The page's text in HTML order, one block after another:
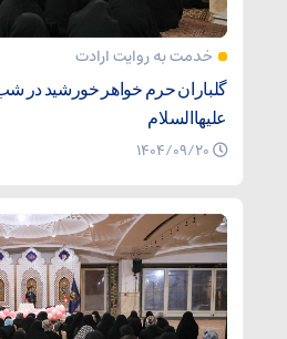
خدمت به روایت ارادت
گلباران حرم خواهر خورشید در
علیهاالسلام